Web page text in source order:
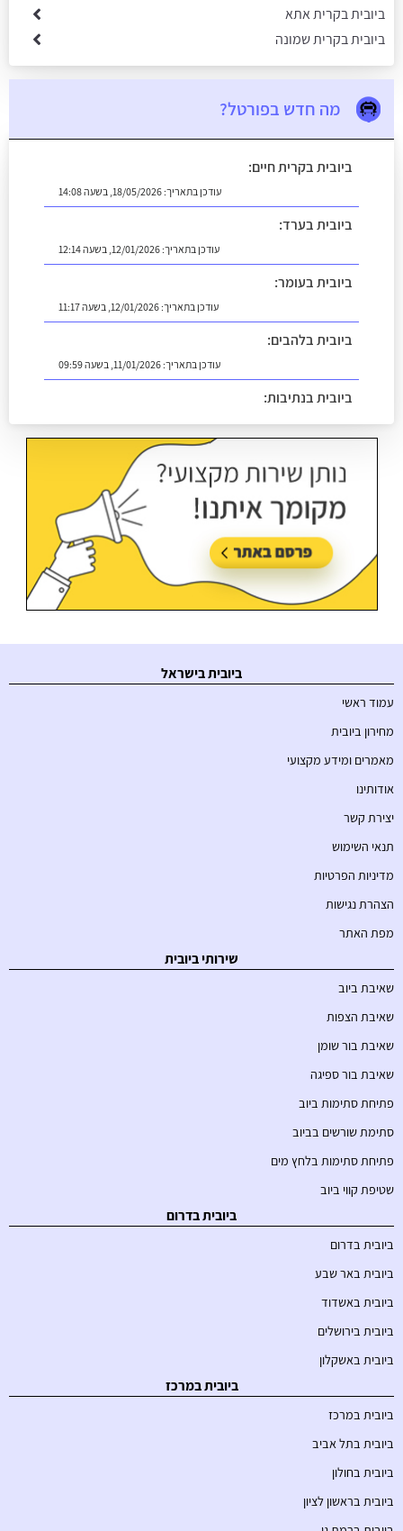
ביובית בקרית אתא
ביובית בקרית שמונה
מה חדש בפורטל?
ביובית בקרית חיים:
עודכן בתאריך:18/05/2026, בשעה 14:08
ביובית בערד:
עודכן בתאריך:12/01/2026, בשעה 12:14
ביובית בעומר:
עודכן בתאריך:12/01/2026, בשעה 11:17
ביובית בלהבים:
עודכן בתאריך:11/01/2026, בשעה 09:59
ביובית בנתיבות:
עודכן בתאריך:18/05/2026, בשעה 14:13
ביובית בישראל
עמוד ראשי
מחירון ביובית
מאמרים ומידע מקצועי
אודותינו
יצירת קשר
תנאי השימוש
מדיניות הפרטיות
הצהרת נגישות
מפת האתר
שירותי ביובית
שאיבת ביוב
שאיבת הצפות
שאיבת בור שומן
שאיבת בור ספיגה
פתיחת סתימות ביוב
סתימת שורשים בביוב
פתיחת סתימות בלחץ מים
שטיפת קווי ביוב
ביובית בדרום
ביובית בדרום
ביובית באר שבע
ביובית באשדוד
ביובית בירושלים
ביובית באשקלון
ביובית במרכז
ביובית במרכז
ביובית בתל אביב
ביובית בחולון
ביובית בראשון לציון